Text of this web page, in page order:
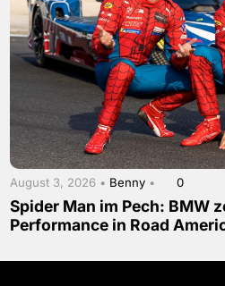
August 3, 2026 • Benny • 0
Spider Man im Pech: BMW
Performance in Road